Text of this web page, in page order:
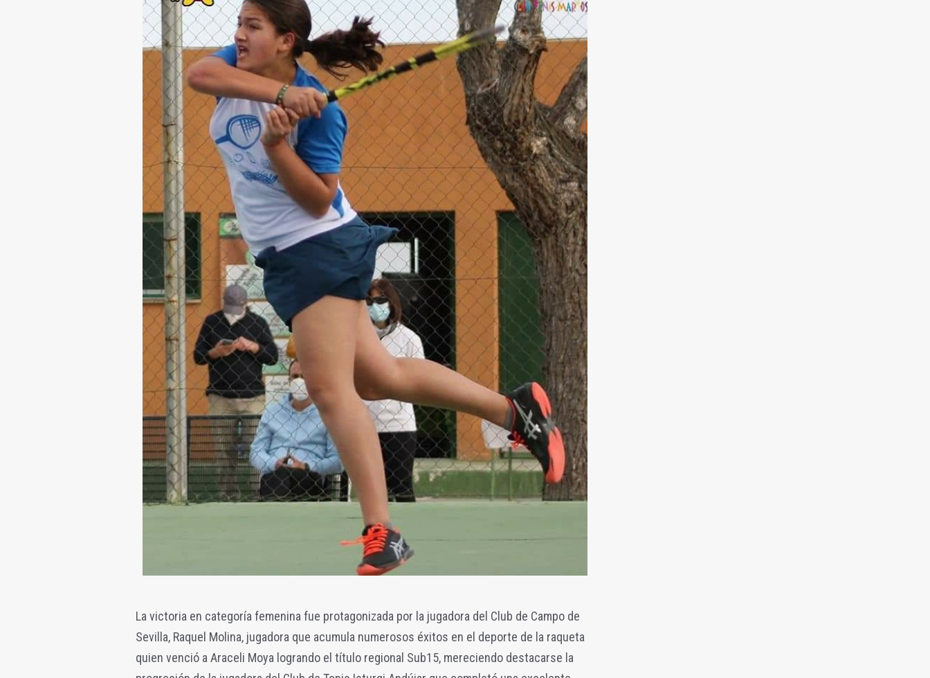
La victoria en categoría femenina fue protagonizada por la jugadora del Club de Campo de
Sevilla, Raquel Molina, jugadora que acumula numerosos éxitos en el deporte de la raqueta
quien venció a Araceli Moya logrando el título regional Sub15, mereciendo destacarse la